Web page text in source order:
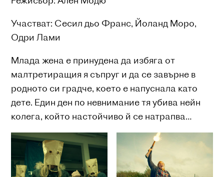
Участват: Сесил дьо Франс, Йоланд Моро,
Одри Лами
Млада жена е принудена да избяга от
малтретиращия я съпруг и да се завърне в
родното си градче, което е напуснала като
дете. Един ден по невнимание тя убива нейн
колега, който настойчиво й се натрапва…